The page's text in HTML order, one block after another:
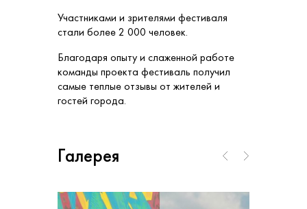
Участниками и зрителями фестиваля
стали более 2 000 человек.
Благодаря опыту и слаженной работе
команды проекта фестиваль получил
самые теплые отзывы от жителей и
гостей города.
Галерея